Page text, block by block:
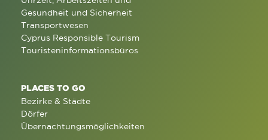
Gesundheit und Sicherheit
Transportwesen
Cyprus Responsible Tourism
Touristeninformationsbüros
PLACES TO GO
Bezirke & Städte
Dörfer
Übernachtungsmöglichkeiten